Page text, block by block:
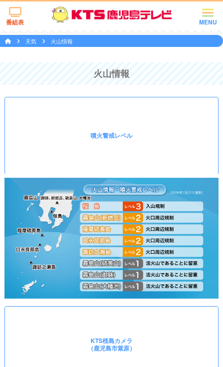
MENU
番組表
天気 火山情報
火山情報
噴火警戒レベル
KTS桜島カメラ
（鹿児島市紫原）